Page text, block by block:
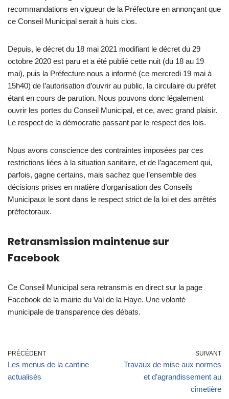
recommandations en vigueur de la Préfecture en annonçant que
ce Conseil Municipal serait à huis clos.
Depuis, le décret du 18 mai 2021 modifiant le décret du 29
octobre 2020 est paru et a été publié cette nuit (du 18 au 19
mai), puis la Préfecture nous a informé (ce mercredi 19 mai à
15h40) de l’autorisation d’ouvrir au public, la circulaire du préfet
étant en cours de parution. Nous pouvons donc légalement
ouvrir les portes du Conseil Municipal, et ce, avec grand plaisir.
Le respect de la démocratie passant par le respect des lois.
Nous avons conscience des contraintes imposées par ces
restrictions liées à la situation sanitaire, et de l’agacement qui,
parfois, gagne certains, mais sachez que l’ensemble des
décisions prises en matière d’organisation des Conseils
Municipaux le sont dans le respect strict de la loi et des arrêtés
préfectoraux.
Retransmission maintenue sur
Facebook
Ce Conseil Municipal sera retransmis en direct sur la page
Facebook de la mairie du Val de la Haye. Une volonté
municipale de transparence des débats.
PRÉCÉDENT
Les menus de la cantine
actualisés
SUIVANT
Travaux de mise aux normes
et d’agrandissement au
cimetière